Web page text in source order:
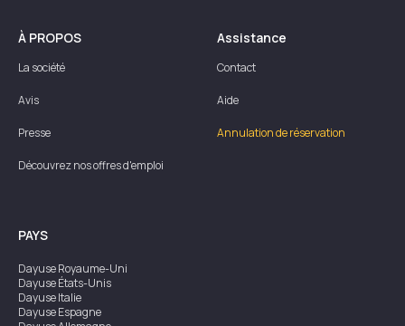
À PROPOS
La société
Avis
Presse
Découvrez nos offres d'emploi
Assistance
Contact
Aide
Annulation de réservation
PAYS
DayuseRoyaume-Uni
DayuseÉtats-Unis
DayuseItalie
DayuseEspagne